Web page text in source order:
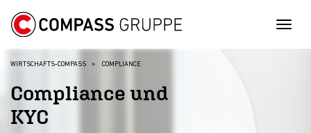
WIRTSCHAFTS-COMPASS COMPLIANCE
Compliance und
KYC